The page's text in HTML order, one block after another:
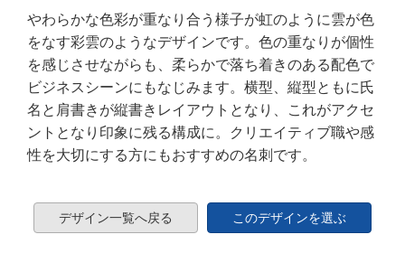
やわらかな色彩が重なり合う様子が虹のように雲が色
をなす彩雲のようなデザインです。色の重なりが個性
を感じさせながらも、柔らかで落ち着きのある配色で
ビジネスシーンにもなじみます。横型、縦型ともに氏
名と肩書きが縦書きレイアウトとなり、これがアクセ
ントとなり印象に残る構成に。クリエイティブ職や感
性を大切にする方にもおすすめの名刺です。
デザイン一覧へ戻る このデザインを選ぶ